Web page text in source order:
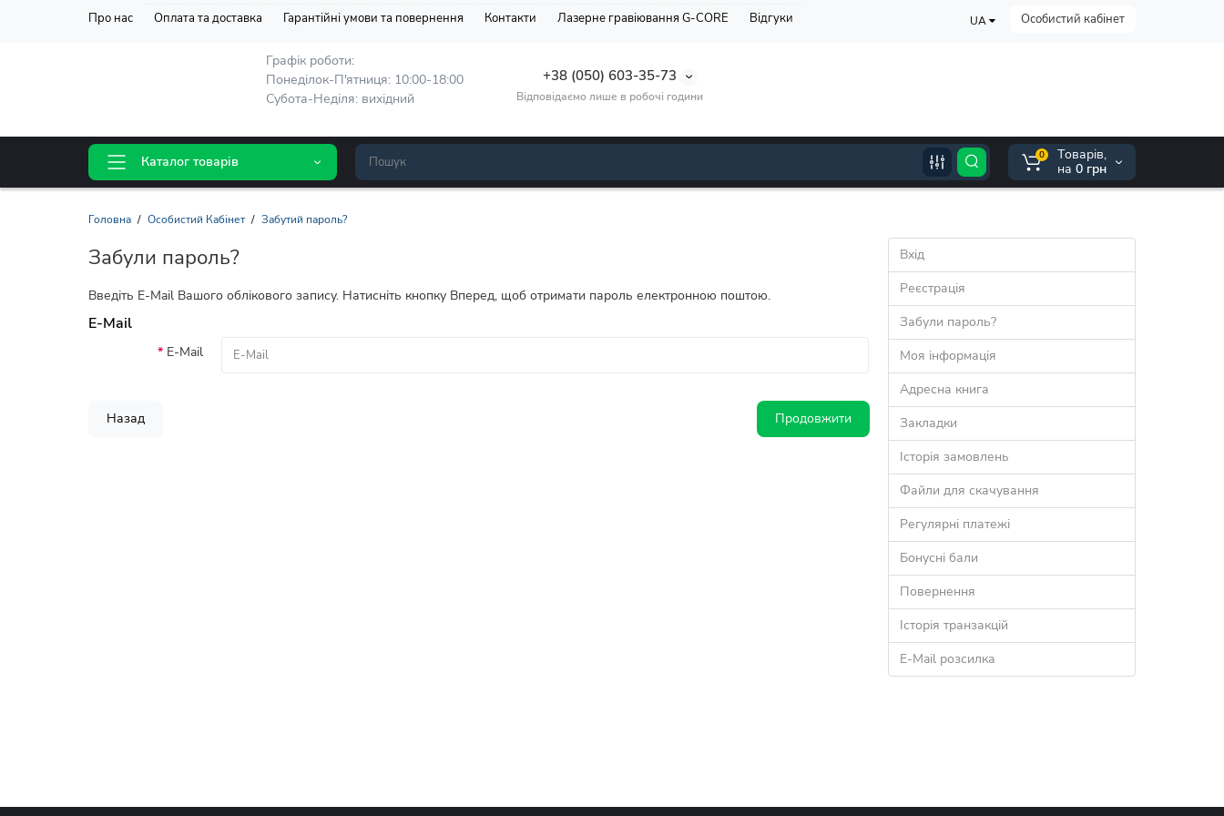
Про нас Оплата та доставка Гарантійні умови та повернення Контакти Лазерне гравіювання G-CORE Відгуки Особистий кабінет
UA
Графік роботи:
Понеділок-П'ятниця: 10:00-18:00
Субота-Неділя: вихідний
+38 (050) 603-35-73
Відповідаємо лише в робочі години
Каталог товарів 0
Tоварів,
на 0 грн
Головна Особистий Кабінет Забутий пароль?
Забули пароль?
Введіть E-Mail Вашого облікового запису. Натисніть кнопку Вперед, щоб отримати пароль електронною поштою.
E-Mail
E-Mail
Назад
Вхід
Реєстрація
Забули пароль?
Моя інформація
Адресна книга
Закладки
Історія замовлень
Файли для скачування
Регулярні платежі
Бонусні бали
Повернення
Історія транзакцій
E-Mail розсилка